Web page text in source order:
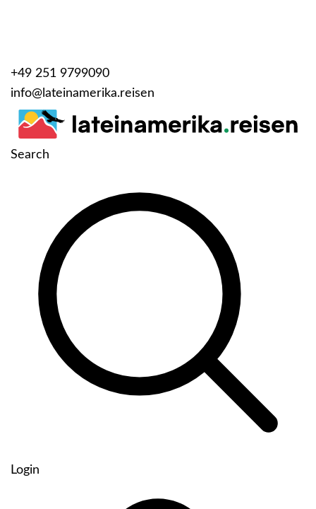
+49 251 9799090
info@lateinamerika.reisen
Search
Login